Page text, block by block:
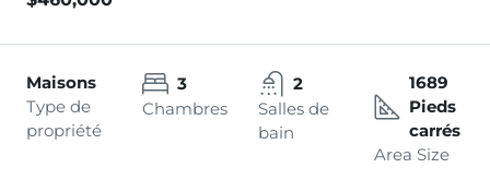
Maisons
Type de
propriété
3
Chambres
2
Salles de
bain
1689
Pieds
carrés
Area Size